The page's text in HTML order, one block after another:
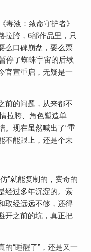
毒液：致命守护者》
拉胯，6部作品里，只
么口碑崩盘，要么票
停了蜘蛛宇宙的后续
官宣重启，无疑是一
前的问题，从来都不
拉胯、角色塑造单
。现在虽然喊出了“重
不能跟上，还是个未
”就能复制的，费奇的
经过多年沉淀的。索
取经远远不够，还得
开之前的坑，真正把
“睡醒了”，还是又一